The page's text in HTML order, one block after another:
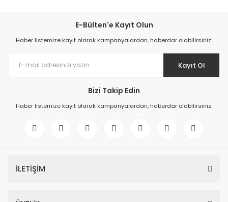
E-Bülten'e Kayıt Olun
Haber listemize kayıt olarak kampanyalardan, haberdar olabilirsiniz.
Kayıt Ol
Bizi Takip Edin
Haber listemize kayıt olarak kampanyalardan, haberdar olabilirsiniz.
İLETİŞİM